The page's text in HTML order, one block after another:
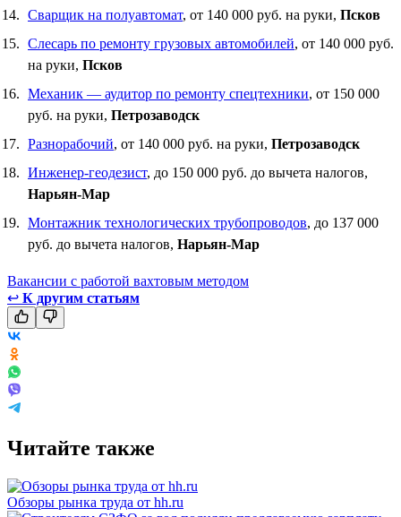
Сварщик на полуавтомат, от 140 000 руб. на руки, Псков
Слесарь по ремонту грузовых автомобилей, от 140 000 руб.
на руки, Псков
Механик — аудитор по ремонту спецтехники, от 150 000
руб. на руки, Петрозаводск
Разнорабочий, от 140 000 руб. на руки, Петрозаводск
Инженер-геодезист, до 150 000 руб. до вычета налогов,
Нарьян-Мар
Монтажник технологических трубопроводов, до 137 000
руб. до вычета налогов, Нарьян-Мар
Вакансии с работой вахтовым методом
↩ К другим статьям
Читайте также
Обзоры рынка труда от hh.ru